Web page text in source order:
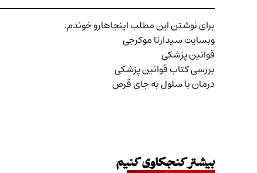
برای نوشتن این مطلب اینجاهارو خوندم.
وبسایت سیدارتا موکرجی
قوانین پزشکی
بررسی کتاب قوانین پزشکی
درمان با سلول به جای قرص
بیشتر کنجکاوی کنیم